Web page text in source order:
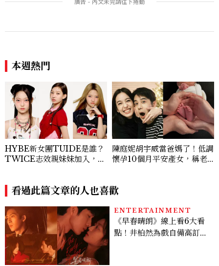
角色成最大謎團
本週熱門
HYBE新女團TUIDE是誰？
TWICE志效親妹妹加入，7
陳庭妮胡宇威當爸媽了！低調
懷孕10個月平安產女，稱老
看過此篇文章的人也喜歡
ENTERTAINMENT
《早春晴朗》線上看6大看
點！井柏然為戲自備高訂，